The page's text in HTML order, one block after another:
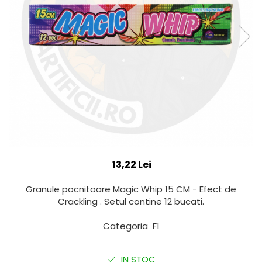
13,22 Lei
Granule pocnitoare Magic Whip 15 CM - Efect de
Crackling . Setul contine 12 bucati.
Categoria F1
IN STOC